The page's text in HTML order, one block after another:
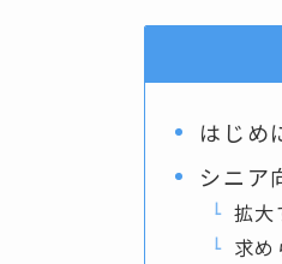
はじめ
シニア
拡大
求